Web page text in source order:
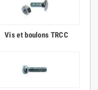
Vis et boulons TRCC